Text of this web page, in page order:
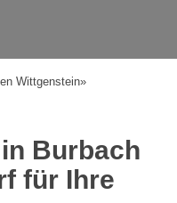
Wittgenstein»
Burbach
für Ihre